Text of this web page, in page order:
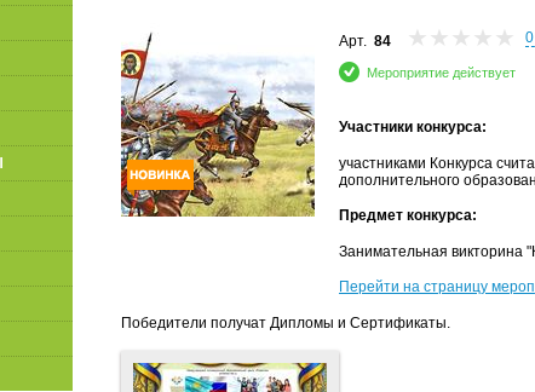
Арт. 84
Мероприятие действует
Участники конкурса:
участниками Конкурса
дополнительного
Предмет конкурса:
Занимательная викторина
Перейти на страницу
Победители получат Дипломы и Сертификаты.